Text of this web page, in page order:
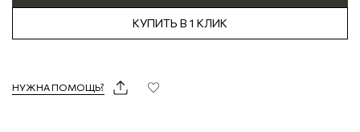
КУПИТЬ В 1 КЛИК
НУЖНА ПОМОЩЬ?